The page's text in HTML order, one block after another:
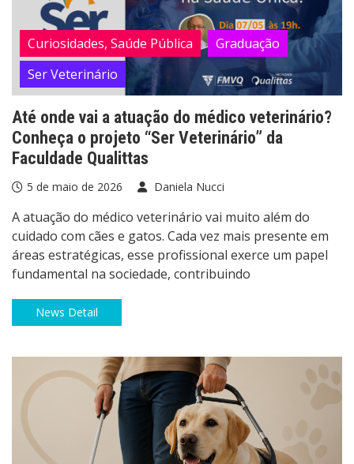
Curiosidades, Saúde Pública
Graduação
Ser Veterinário
Até onde vai a atuação do médico veterinário?
Conheça o projeto “Ser Veterinário” da
Faculdade Qualittas
5 de maio de 2026 Daniela Nucci
A atuação do médico veterinário vai muito além do
cuidado com cães e gatos. Cada vez mais presente em
áreas estratégicas, esse profissional exerce um papel
fundamental na sociedade, contribuindo
News Detail